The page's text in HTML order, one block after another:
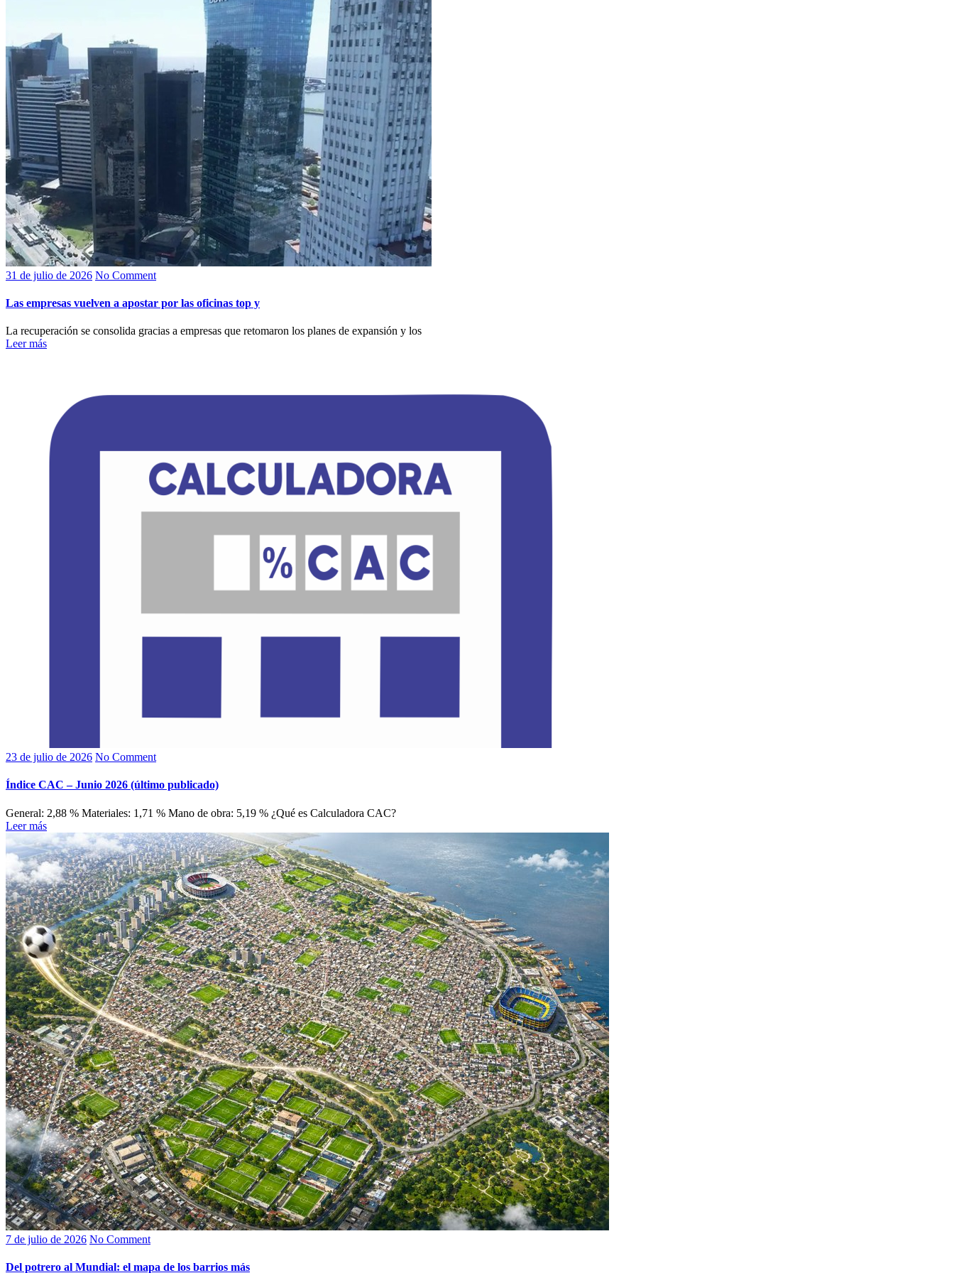
31 de julio de 2026 No Comment
Las empresas vuelven a apostar por las oficinas top y
La recuperación se consolida gracias a empresas que retomaron los planes de expansión y los
Leer más
23 de julio de 2026 No Comment
Índice CAC – Junio 2026 (último publicado)
General: 2,88 % Materiales: 1,71 % Mano de obra: 5,19 % ¿Qué es Calculadora CAC?
Leer más
7 de julio de 2026 No Comment
Del potrero al Mundial: el mapa de los barrios más